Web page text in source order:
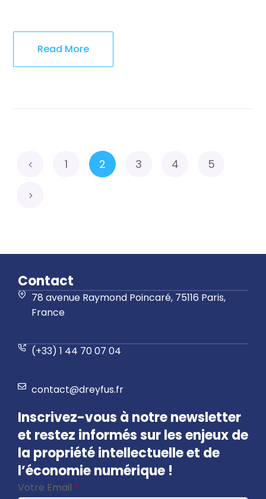
Read More
1 2 3 4 5
Contact
78 avenue Raymond Poincaré, 75116 Paris,
France
(+33) 1 44 70 07 04
contact@dreyfus.fr
Inscrivez-vous à notre newsletter
et restez informés sur les enjeux de
la propriété intellectuelle et de
l’économie numérique !
Votre Email *